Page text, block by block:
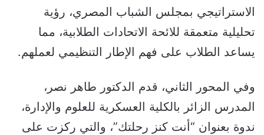
الاستراتيجي بمجلس الشباب المصري، رؤية
تحليلية متعمقة للائحة الاتحادات الطلابية، مما
يساعد الطلاب على فهم الإطار التنظيمي لعملهم.
وفي المحور الثاني، قدم الدكتور طاهر نصر،
المدرس الزائر بالكلية العسكرية للعلوم والإدارة،
ندوة بعنوان “أنت كنز رحلتك”، والتي ركزت على